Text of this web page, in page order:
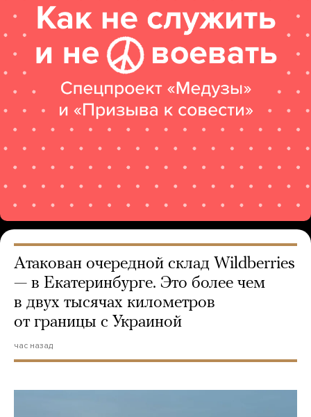
Атакован очередной склад Wildberries
— в Екатеринбурге. Это более чем
в двух тысячах километров
от границы с Украиной
час назад